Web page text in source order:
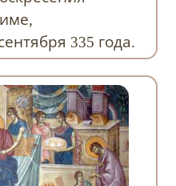
335 года.